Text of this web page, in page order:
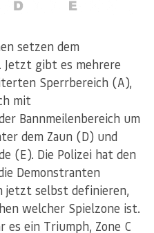
setzen dem
Jetzt gibt es mehrere
Sperrbereich (A),
mit
Bannmeilenbereich um
dem Zaun (D) und
(E). Die Polizei hat den
Demonstranten
jetzt selbst definieren,
welcher Spielzone ist.
es ein Triumph, Zone C